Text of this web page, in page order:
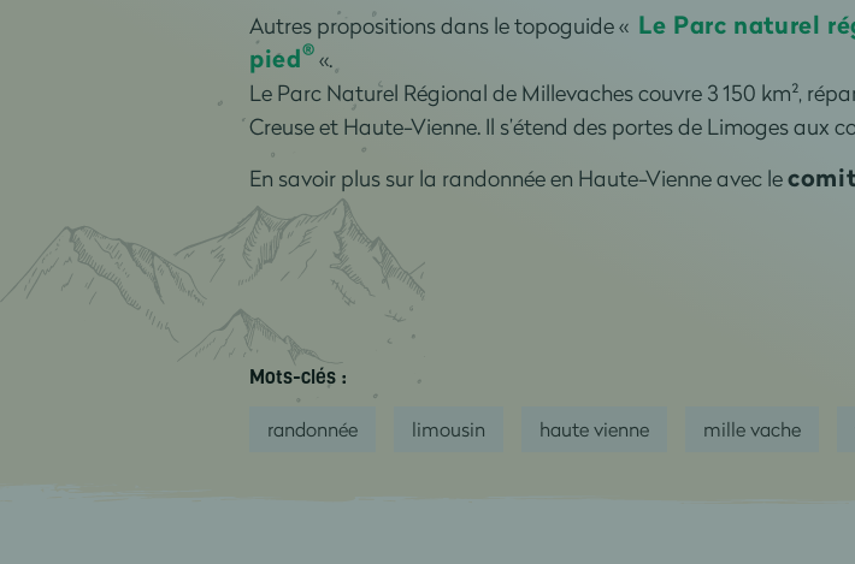
Autres propositions dans le topoguide « Le Parc naturel
pied®«.
Le Parc Naturel Régional de Millevaches couvre 3 150 km²,
Creuse et Haute-Vienne. Il s’étend des portes de Limoges aux
En savoir plus sur la randonnée en Haute-Vienne avec le
Mots-clés :
randonnée limousin haute vienne mille vache